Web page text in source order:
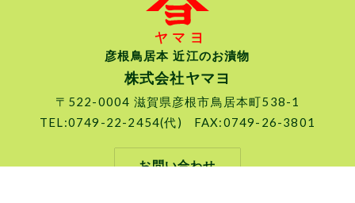
彦根鳥居本 近江のお漬物
株式会社ヤマヨ
〒522-0004 滋賀県彦根市鳥居本町538-1
TEL:0749-22-2454(代) FAX:0749-26-3801
お問い合わせ